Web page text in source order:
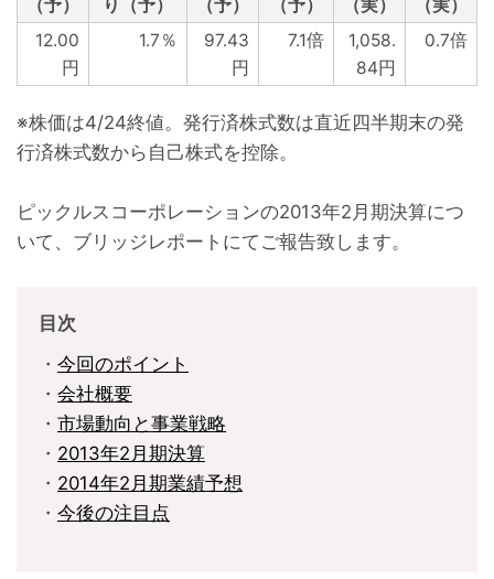
（予）
り（予）
（予）
（予）
（実）
（実）
12.00
円
1.7％
97.43
円
7.1倍
1,058.
84円
0.7倍
※株価は4/24終値。発行済株式数は直近四半期末の発
行済株式数から自己株式を控除。
ピックルスコーポレーションの2013年2月期決算につ
いて、ブリッジレポートにてご報告致します。
目次
・ 今回のポイント
・ 会社概要
・ 市場動向と事業戦略
・ 2013年2月期決算
・ 2014年2月期業績予想
・ 今後の注目点